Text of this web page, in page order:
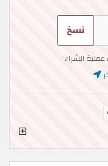
نسخ
الشراء